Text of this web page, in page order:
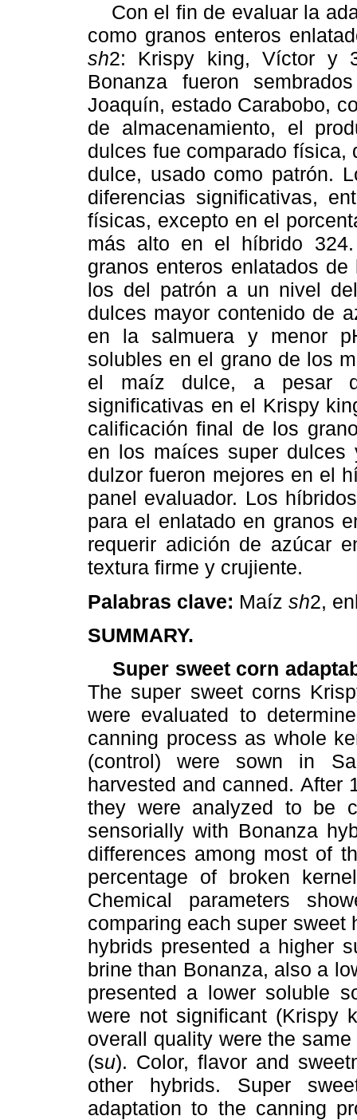
Con el fin de evaluar la
como granos enteros
sh2: Krispy king, Víctor
Bonanza fueron
Joaquín, estado Carabobo,
de almacenamiento, el
dulces fue comparado
dulce, usado como patrón.
diferencias significativas,
físicas, excepto en el
más alto en el híbrido
granos enteros enlatados
los del patrón a un nivel
dulces mayor contenido de
en la salmuera y menor
solubles en el grano de los
el maíz dulce, a pesar
significativas en el Krispy
calificación final de los
en los maíces super
dulzor fueron mejores en el
panel evaluador. Los
para el enlatado en granos
requerir adición de azúcar
textura firme y crujiente.
Palabras clave: Maíz sh2,
SUMMARY.
Super sweet corn
The super sweet corns
were evaluated to
canning process as whole
(control) were sown in
harvested and canned. After
they were analyzed to be
sensorially with Bonanza
differences among most of
percentage of broken
Chemical parameters
comparing each super sweet
hybrids presented a higher
brine than Bonanza, also a
presented a lower soluble
were not significant (Krispy
overall quality were the
(su). Color, flavor and
other hybrids. Super
adaptation to the canning